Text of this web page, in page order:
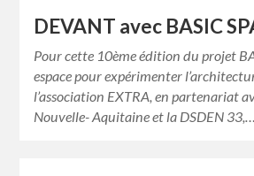
DEVANT avec BASIC
Pour cette 10ème édition du projet
espace pour expérimenter
l’association EXTRA, en partenariat
Nouvelle- Aquitaine et la DSDEN 33,…